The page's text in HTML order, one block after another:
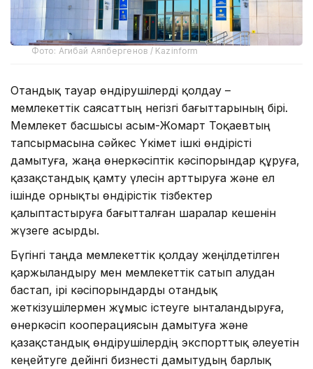
Фото: Агибай Аяпбергенов / Kazinform
Отандық тауар өндірушілерді қолдау –
мемлекеттік саясаттың негізгі бағыттарының бірі.
Мемлекет басшысы Қасым-Жомарт Тоқаевтың
тапсырмасына сәйкес Үкімет ішкі өндірісті
дамытуға, жаңа өнеркәсіптік кәсіпорындар құруға,
қазақстандық қамту үлесін арттыруға және ел
ішінде орнықты өндірістік тізбектер
қалыптастыруға бағытталған шаралар кешенін
жүзеге асырды.
Бүгінгі таңда мемлекеттік қолдау жеңілдетілген
қаржыландыру мен мемлекеттік сатып алудан
бастап, ірі кәсіпорындарды отандық
жеткізушілермен жұмыс істеуге ынталандыруға,
өнеркәсіп кооперациясын дамытуға және
қазақстандық өндірушілердің экспорттық әлеуетін
кеңейтуге дейінгі бизнесті дамытудың барлық